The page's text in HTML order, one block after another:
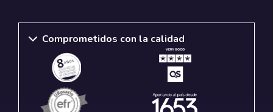
Comprometidos con la calidad